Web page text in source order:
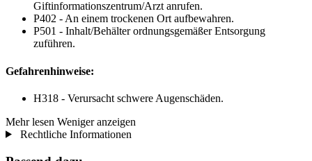
Giftinformationszentrum/Arzt anrufen.
P402 - An einem trockenen Ort aufbewahren.
P501 - Inhalt/Behälter ordnungsgemäßer Entsorgung
zuführen.
Gefahrenhinweise:
H318 - Verursacht schwere Augenschäden.
Mehr lesen Weniger anzeigen
Rechtliche Informationen